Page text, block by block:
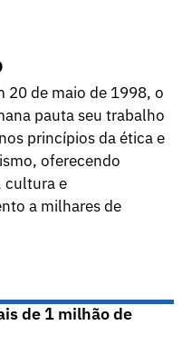
20 de maio de 1998, o
pauta seu trabalho
princípios da ética e
oferecendo
cultura e
a milhares de
de 1 milhão de